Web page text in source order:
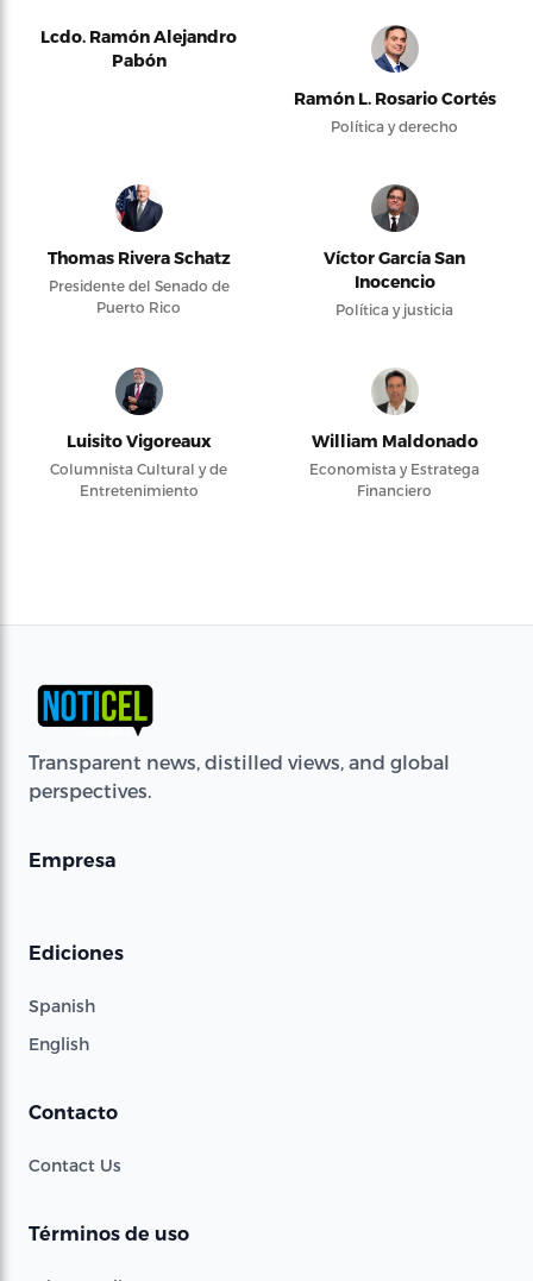
Lcdo. Ramón Alejandro
Pabón
Ramón L. Rosario Cortés
Política y derecho
Thomas Rivera Schatz
Presidente del Senado de
Puerto Rico
Víctor García San
Inocencio
Política y justicia
Luisito Vigoreaux
Columnista Cultural y de
Entretenimiento
William Maldonado
Economista y Estratega
Financiero
Transparent news, distilled views, and global
perspectives.
Empresa
Ediciones
Spanish
English
Contacto
Contact Us
Términos de uso